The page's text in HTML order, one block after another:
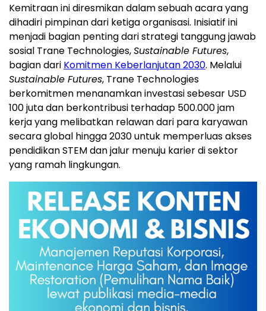
Kemitraan ini diresmikan dalam sebuah acara yang
dihadiri pimpinan dari ketiga organisasi. Inisiatif ini
menjadi bagian penting dari strategi tanggung jawab
sosial Trane Technologies,Sustainable Futures,
bagian dari Komitmen Keberlanjutan 2030. Melalui
Sustainable Futures, Trane Technologies
berkomitmen menanamkan investasi sebesar USD
100juta dan berkontribusi terhadap 500.000 jam
kerja yang melibatkan relawan dari para karyawan
secara global hingga 2030 untuk memperluas akses
pendidikan STEM dan jalur menuju karier di sektor
yang ramah lingkungan.